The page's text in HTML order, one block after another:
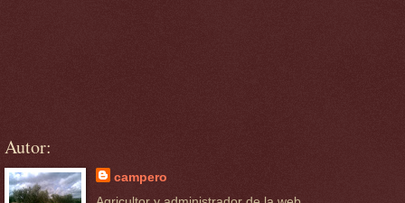
Autor:
campero